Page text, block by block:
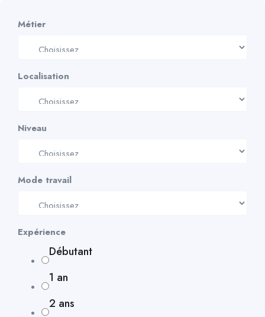
Métier
Localisation
Niveau
Mode travail
Expérience
Débutant
1 an
2 ans